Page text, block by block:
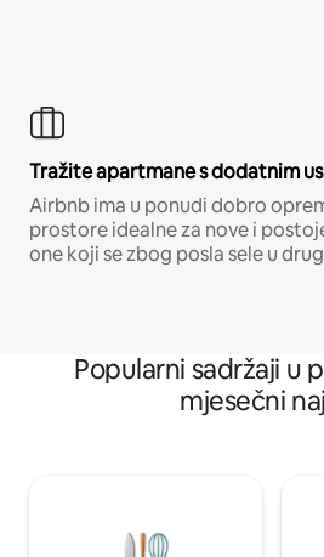
Tražite apartmane s dodatnim
Airbnb ima u ponudi dobro
prostore idealne za nove i
one koji se zbog posla sele u
Popularni sadržaji u
mjesečni